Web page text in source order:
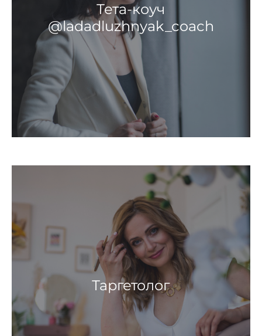
Тета-коуч
@ladadluzhnyak_coach
Таргетолог